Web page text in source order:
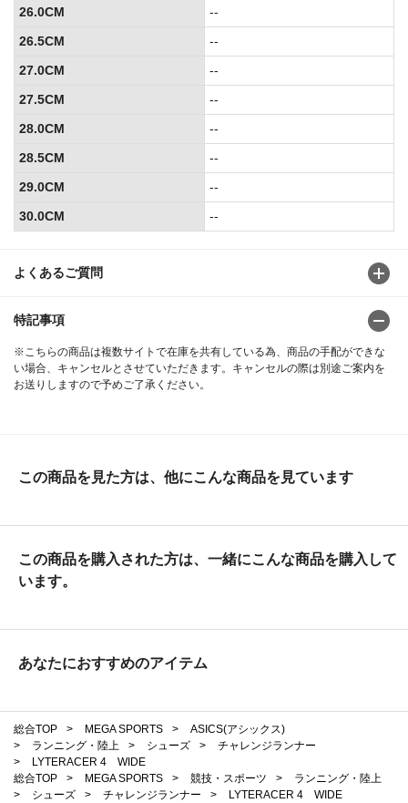
よくあるご質問
特記事項
※こちらの商品は複数サイトで在庫を共有している為、商品の手配ができな
い場合、キャンセルとさせていただきます。キャンセルの際は別途ご案内を
お送りしますので予めご了承ください。
26.0CM
--
26.5CM
--
27.0CM
--
27.5CM
--
28.0CM
--
28.5CM
--
29.0CM
--
30.0CM
--
この商品を見た方は、他にこんな商品を見ています
この商品を購入された方は、一緒にこんな商品を購入して
います。
あなたにおすすめのアイテム
総合TOP > MEGA SPORTS >
ASICS(アシックス)
>
ランニング・陸上 > シューズ >
チャレンジランナー
>
LYTERACER 4 WIDE
総合TOP
> MEGA SPORTS > 競技・スポーツ >
ランニング・陸上
>
シューズ > チャレンジランナー >
LYTERACER 4 WIDE